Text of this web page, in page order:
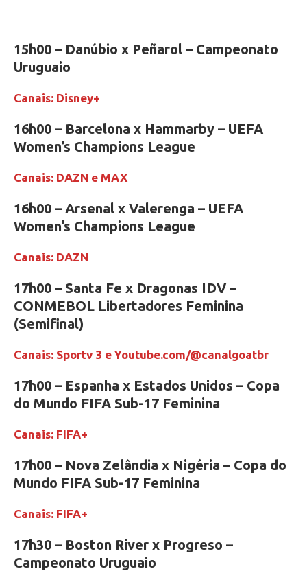
15h00 – Danúbio x Peñarol – Campeonato
Uruguaio
Canais: Disney+
16h00 – Barcelona x Hammarby – UEFA
Women’s Champions League
Canais: DAZN e MAX
16h00 – Arsenal x Valerenga – UEFA
Women’s Champions League
Canais: DAZN
17h00 – Santa Fe x Dragonas IDV –
CONMEBOL Libertadores Feminina
(Semifinal)
Canais: Sportv 3 e Youtube.com/@canalgoatbr
17h00 – Espanha x Estados Unidos – Copa
do Mundo FIFA Sub-17 Feminina
Canais: FIFA+
17h00 – Nova Zelândia x Nigéria – Copa do
Mundo FIFA Sub-17 Feminina
Canais: FIFA+
17h30 – Boston River x Progreso –
Campeonato Uruguaio